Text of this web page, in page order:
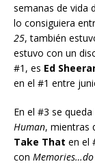
semanas de vida
lo consiguiera
25, también
estuvo con un
#1, es Ed
en el #1 entre
En el #3 se
Human, mientras
Take That en el
con